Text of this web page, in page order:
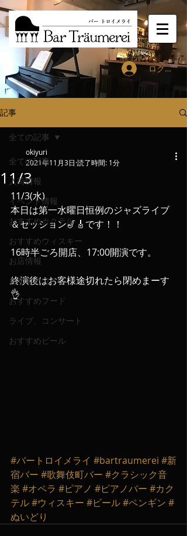
ログイン
記事
全ての記事
入荷情報
イベント情報
おすすめカクテル
おすすめウィスキー
お店情報
おすすめワイン
おすすめフード
ライブ、コンサート
おすすめビール
全ての記事
11/3
okiyuri
2021年11月3日 読了時間: 1分
11/3(水)
本日は第一水曜日恒例のジャズライブ
＆セッション🎷🎸です！！
16時半ごろ開店、17:00開演です。
終演後はお客様途切れたら閉めまーす
👌
#バートロイメライ #bartraumerei #新
宿バー #歌舞伎町バー #クラシック音
楽 #オペラ #ピアノ #ピアノバー #カク
テル#ウィスキー #ビール#ペンギン #
ぬいどり